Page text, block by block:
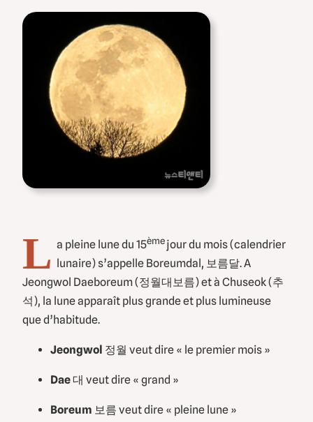
L a pleine lune du 15èmejour du mois (calendrier
lunaire) s’appelle Boreumdal, 보름달. A
Jeongwol Daeboreum (정월대보름) et à Chuseok (추
석), la lune apparaît plus grande et plus lumineuse
que d’habitude.
Jeongwol 정월 veut dire « le premier mois »
Dae대 veut dire « grand »
Boreum 보름 veut dire « pleine lune »